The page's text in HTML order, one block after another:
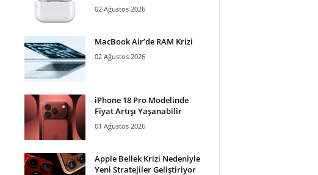
02 Ağustos 2026
MacBook Air’de RAM Krizi
02 Ağustos 2026
iPhone 18 Pro Modelinde
Fiyat Artışı Yaşanabilir
01 Ağustos 2026
Apple Bellek Krizi Nedeniyle
Yeni Stratejiler Geliştiriyor